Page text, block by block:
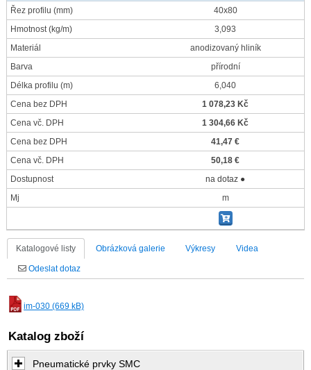
Řez profilu (mm)
40x80
Hmotnost(kg/m)
3,093
Materiál
anodizovaný hliník
Barva
přírodní
Délka profilu (m)
6,040
Cena bez DPH
1 078,23 Kč
Cena vč. DPH
1 304,66 Kč
Cena bez DPH
41,47 €
Cena vč. DPH
50,18 €
Dostupnost
na dotaz ●
Mj
m
Katalogové listy Obrázková galerie Výkresy Videa
Odeslat dotaz
im-030 (669 kB)
Katalog zboží
Pneumatické prvky SMC